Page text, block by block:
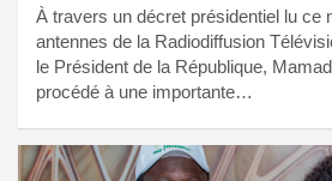
À travers un décret présidentiel lu ce
antennes de la Radiodiffusion
le Président de la République,
procédé à une importante…